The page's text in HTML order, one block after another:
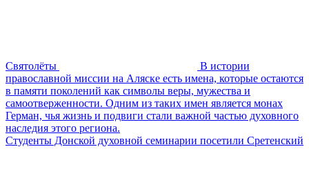
Святолёты
В истории
православной миссии на Аляске есть имена, которые остаются
в памяти поколений как символы веры, мужества и
самоотверженности. Одним из таких имен является монах
Герман, чья жизнь и подвиги стали важной частью духовного
наследия этого региона.
Студенты Донской духовной семинарии посетили Сретенский